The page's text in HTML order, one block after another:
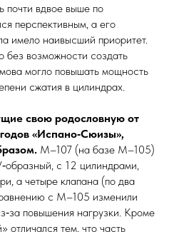
почти вдвое выше по
перспективным, а его
имело наи­выс­ший приоритет.
без возможности создать
могло повышать мощность
сжатия в цилиндрах.
свою родословную от
«Испано‑Сюизы»,
М–107 (на базе М–105)
с 12 цилиндрами,
а четыре клапана (по два
с М–105 изменили
повышения нагрузки. Кроме
отличался тем, что часть